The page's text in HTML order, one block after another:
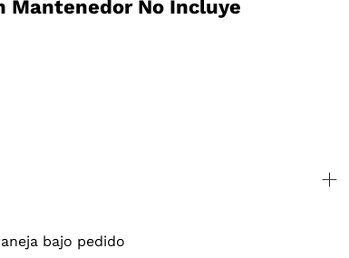
Mantenedor No Incluye
bajo pedido